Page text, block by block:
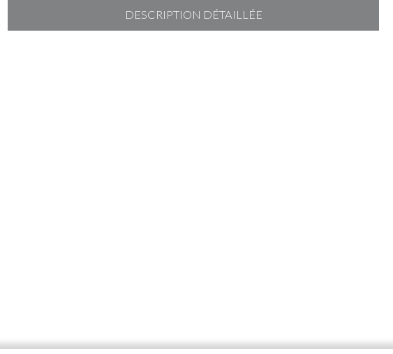
DESCRIPTION DÉTAILLÉE